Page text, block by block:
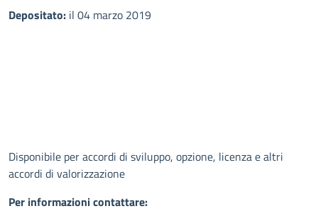
Depositato: il 04 marzo 2019
Disponibile per accordi di sviluppo, opzione, licenza e altri
accordi di valorizzazione
Per informazioni contattare: